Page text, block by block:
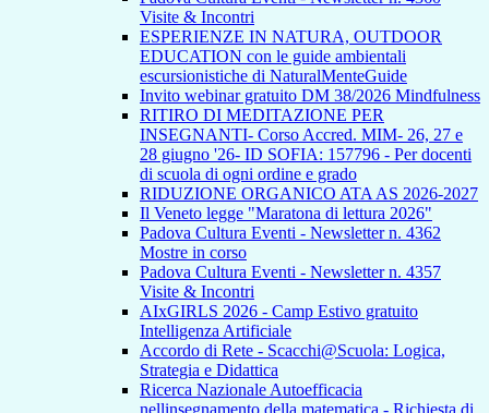
Visite & Incontri
ESPERIENZE IN NATURA, OUTDOOR
EDUCATION con le guide ambientali
escursionistiche di NaturalMenteGuide
Invito webinar gratuito DM 38/2026 Mindfulness
RITIRO DI MEDITAZIONE PER
INSEGNANTI- Corso Accred. MIM- 26, 27 e
28 giugno '26- ID SOFIA: 157796 - Per docenti
di scuola di ogni ordine e grado
RIDUZIONE ORGANICO ATA AS 2026-2027
Il Veneto legge "Maratona di lettura 2026"
Padova Cultura Eventi - Newsletter n. 4362
Mostre in corso
Padova Cultura Eventi - Newsletter n. 4357
Visite & Incontri
AIxGIRLS 2026 - Camp Estivo gratuito
Intelligenza Artificiale
Accordo di Rete - Scacchi@Scuola: Logica,
Strategia e Didattica
Ricerca Nazionale Autoefficacia